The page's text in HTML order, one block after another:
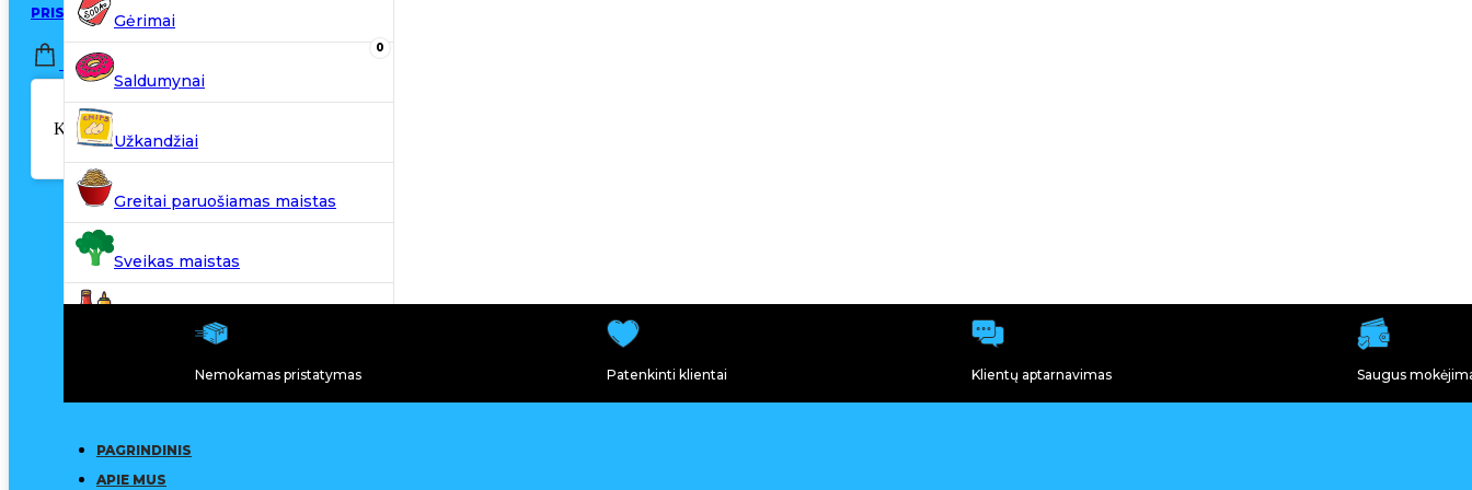
PRISIJUNGTI / REGISTRUOTIS
0,00€
Krepšelyje nėra produktų.
0
Gėrimai
Saldumynai
Užkandžiai
Greitai paruošiamas maistas
Sveikas maistas
Kiti produktai
Nemokamas pristatymas Patenkinti klientai Klientų aptarnavimas Saugus
PAGRINDINIS
APIE MUS